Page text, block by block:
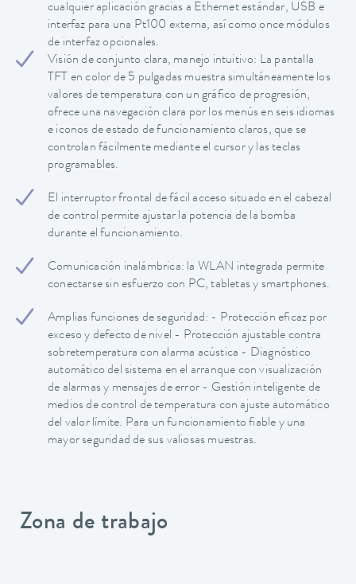
cualquier aplicación gracias a Ethernet estándar, USB e
interfaz para una Pt100 externa, así como once módulos
de interfaz opcionales.
Visión de conjunto clara, manejo intuitivo: La pantalla
TFT en color de 5 pulgadas muestra simultáneamente los
valores de temperatura con un gráfico de progresión,
ofrece una navegación clara por los menús en seis idiomas
e iconos de estado de funcionamiento claros, que se
controlan fácilmente mediante el cursor y las teclas
programables.
El interruptor frontal de fácil acceso situado en el cabezal
de control permite ajustar la potencia de la bomba
durante el funcionamiento.
Comunicación inalámbrica: la WLAN integrada permite
conectarse sin esfuerzo con PC, tabletas y smartphones.
Amplias funciones de seguridad: - Protección eficaz por
exceso y defecto de nivel - Protección ajustable contra
sobretemperatura con alarma acústica - Diagnóstico
automático del sistema en el arranque con visualización
de alarmas y mensajes de error - Gestión inteligente de
medios de control de temperatura con ajuste automático
del valor límite. Para un funcionamiento fiable y una
mayor seguridad de sus valiosas muestras.
Zona de trabajo